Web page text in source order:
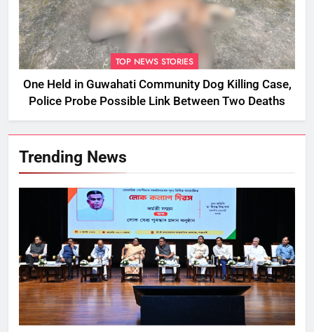
TOP NEWS STORIES
One Held in Guwahati Community Dog Killing Case,
Police Probe Possible Link Between Two Deaths
Trending News